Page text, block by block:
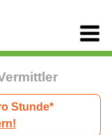
Stunde*